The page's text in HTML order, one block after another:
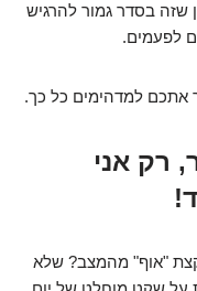
שזה בסדר גמור להרגיש
לפעמים.
אתכם למדהימים כל כך.
רק אני
"אוף" מהמצב? שלא